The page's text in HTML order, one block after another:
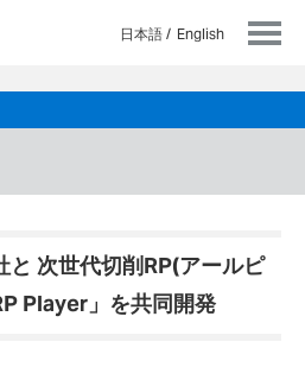
日本語 English
と 次世代切削RP(アールピ
Player」を共同開発